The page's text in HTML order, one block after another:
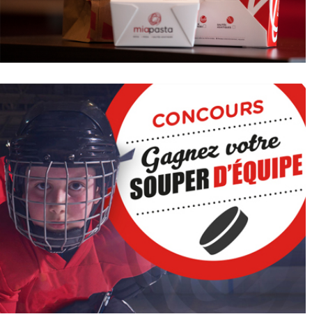
L’AGENCE
SERVICES
RÉALISATIONS
MANIFESTO